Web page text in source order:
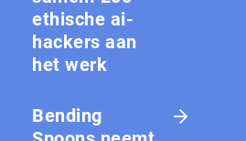
ethische ai-
hackers aan
het werk
Bending